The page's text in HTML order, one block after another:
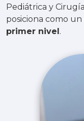
Pediátrica y
posiciona como un
primer nivel.